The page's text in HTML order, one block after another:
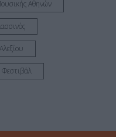
Αθηνών
Φεστιβάλ